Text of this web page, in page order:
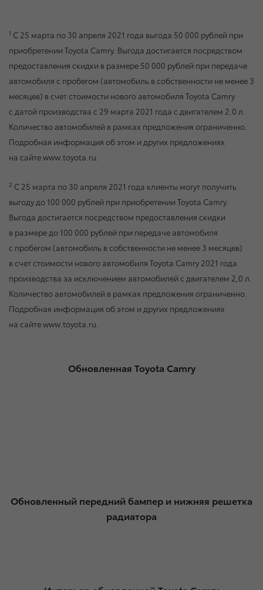
1 C 25 марта по 30 апреля 2021 года выгода 50 000 рублей при
приобретении Toyota Camry. Выгода достигается посредством
предоставления скидки в размере 50 000 рублей при передаче
автомобиля с пробегом (автомобиль в собственности не менее 3
месяцев) в счет стоимости нового автомобиля Toyota Camry
с датой производства с 29 марта 2021 года с двигателем 2.0 л.
Количество автомобилей в рамках предложения ограниченно.
Подробная информация об этом и других предложениях
на сайте www.toyota.ru.
2 C 25 марта по 30 апреля 2021 года клиенты могут получить
выгоду до 100 000 рублей при приобретении Toyota Camry.
Выгода достигается посредством предоставления скидки
в размере до 100 000 рублей при передаче автомобиля
с пробегом (автомобиль в собственности не менее 3 месяцев)
в счет стоимости нового автомобиля Toyota Camry 2021 года
производства за исключением автомобилей с двигателем 2,0 л.
Количество автомобилей в рамках предложения ограниченно
Подробная информация об этом и других предложениях
на сайте www.toyota.ru.
Обновленная Toyota Camry
Обновленный передний бампер и нижняя решетка
радиатора